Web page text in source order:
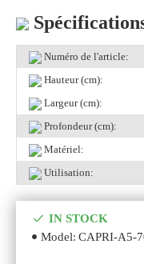
Numéro de l'article:
Hauteur (cm):
Largeur (cm):
Profondeur (cm):
Matériel:
Utilisation:
IN STOCK
Model: CAPRI-A5-